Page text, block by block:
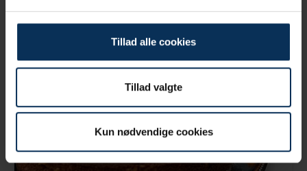
Tillad alle cookies
Tillad valgte
Kun nødvendige cookies